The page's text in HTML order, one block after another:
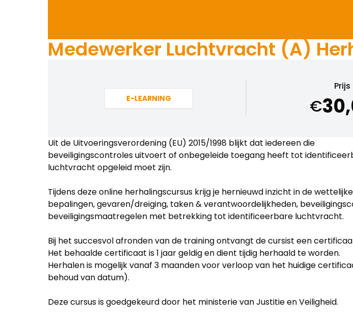
Medewerker Luchtvracht (A)
E-LEARNING
Prijs
€
Uit de Uitvoeringsverordening (EU) 2015/1998 blijkt dat iedereen die
beveiligingscontroles uitvoert of onbegeleide toegang heeft tot
luchtvracht opgeleid moet zijn.
Tijdens deze online herhalingscursus krijg je hernieuwd inzicht in de wettelijke
bepalingen, gevaren/dreiging, taken & verantwoordelijkheden,
beveiligingsmaatregelen met betrekking tot identificeerbare luchtvracht.
Bij het succesvol afronden van de training ontvangt de cursist een
Het behaalde certificaat is 1 jaar geldig en dient tijdig herhaald te worden.
Herhalen is mogelijk vanaf 3 maanden voor verloop van het huidige
behoud van datum).
Deze cursus is goedgekeurd door het ministerie van Justitie en Veiligheid.